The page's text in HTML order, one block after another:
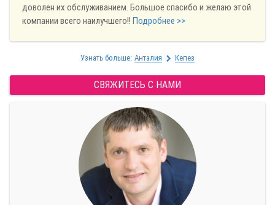
доволен их обслуживанием. Большое спасибо и желаю этой
компании всего наилучшего!! Подробнее >>
Узнать больше: Анталия Кепез
СВЯЖИТЕСЬ С НАМИ